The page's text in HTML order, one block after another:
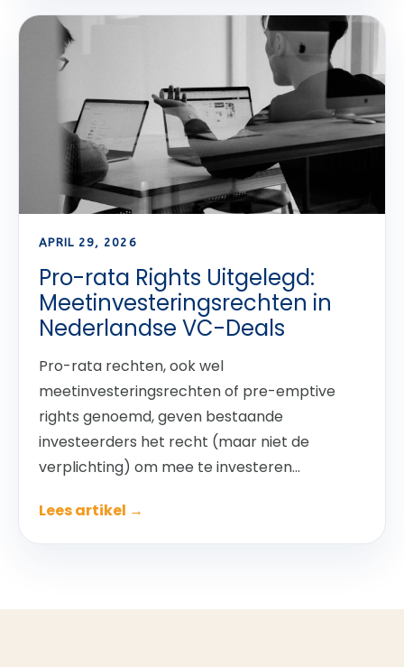
APRIL 29, 2026
Pro-rata Rights Uitgelegd:
Meetinvesteringsrechten in
Nederlandse VC-Deals
Pro-rata rechten, ook wel
meetinvesteringsrechten of pre-emptive
rights genoemd, geven bestaande
investeerders het recht (maar niet de
verplichting) om mee te investeren...
Lees artikel →